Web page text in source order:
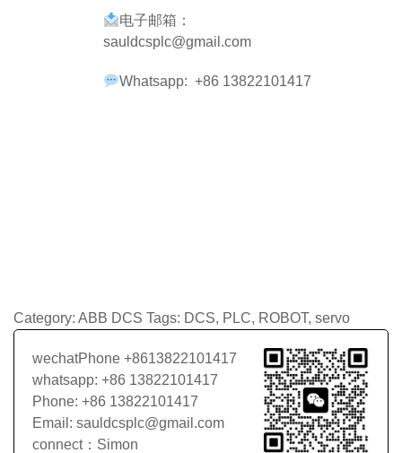
电子邮箱：
sauldcsplc@gmail.com
Whatsapp: +86 13822101417
Category: ABB DCS Tags: DCS, PLC, ROBOT, servo
wechatPhone +8613822101417
whatsapp: +86 13822101417
Phone: +86 13822101417
Email: sauldcsplc@gmail.com
connect：Simon